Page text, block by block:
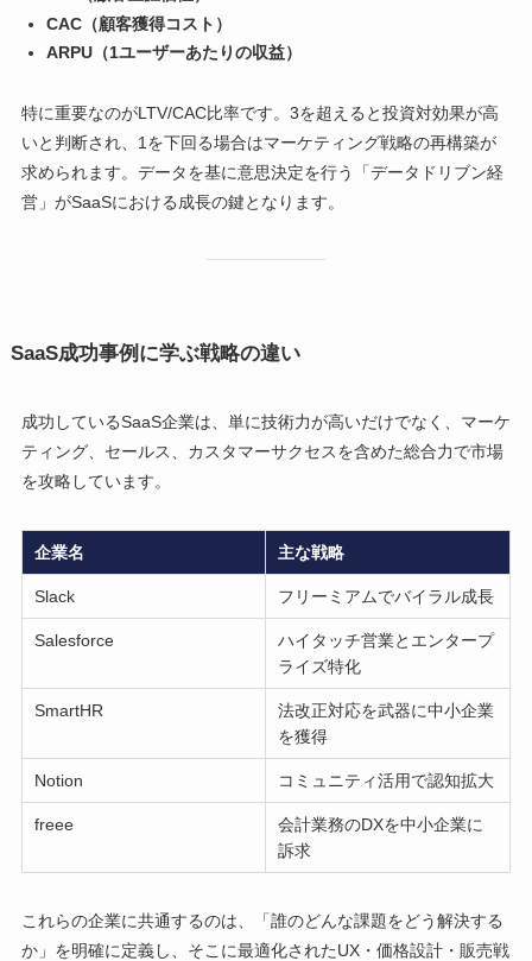
CAC（顧客獲得コスト）
ARPU（1ユーザーあたりの収益）
特に重要なのがLTV/CAC比率です。3を超えると投資対効果が高
いと判断され、1を下回る場合はマーケティング戦略の再構築が
求められます。データを基に意思決定を行う「データドリブン経
営」がSaaSにおける成長の鍵となります。
SaaS成功事例に学ぶ戦略の違い
成功しているSaaS企業は、単に技術力が高いだけでなく、マーケ
ティング、セールス、カスタマーサクセスを含めた総合力で市場
を攻略しています。
企業名 主な戦略
Slack フリーミアムでバイラル成長
Salesforce
ハイタッチ営業とエンタープ
ライズ特化
SmartHR
法改正対応を武器に中小企業
を獲得
Notion コミュニティ活用で認知拡大
freee
会計業務のDXを中小企業に
訴求
これらの企業に共通するのは、「誰のどんな課題をどう解決する
か」を明確に定義し、そこに最適化されたUX・価格設計・販売戦